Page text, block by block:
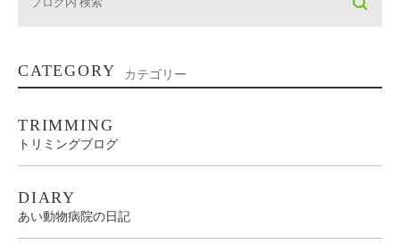
CATEGORY カテゴリー
TRIMMING
トリミングブログ
DIARY
あい動物病院の日記